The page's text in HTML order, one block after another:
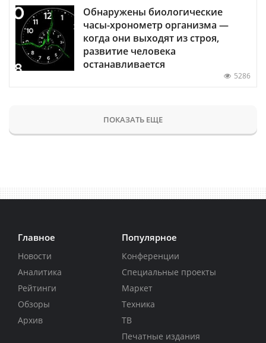
Обнаружены биологические
часы-хронометр организма —
когда они выходят из строя,
развитие человека
останавливается
5286
ПОКАЗАТЬ ЕЩЕ
Главное
Новости
Аналитика
Рейтинги
Обзоры
Архив
Популярное
Конференции
Специальные проекты
Маркет
Техника
ТВ
Печатные издания